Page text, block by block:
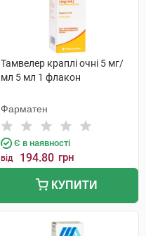
Тамвелер краплі очні 5 мг/
мл 5 мл 1 флакон
Фарматен
Є в наявності
від 194.80 грн
КУПИТИ